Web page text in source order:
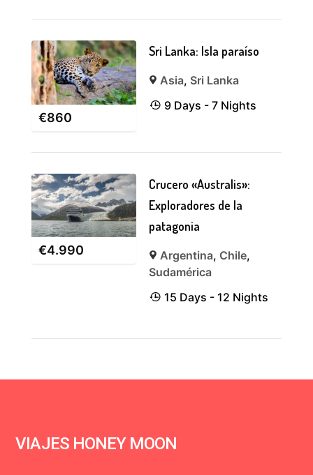
€860
Sri Lanka: Isla paraíso
Asia, Sri Lanka
9 Days - 7 Nights
€4.990
Crucero «Australis»:
Exploradores de la
patagonia
Argentina, Chile,
Sudamérica
15 Days - 12 Nights
VIAJES HONEY MOON